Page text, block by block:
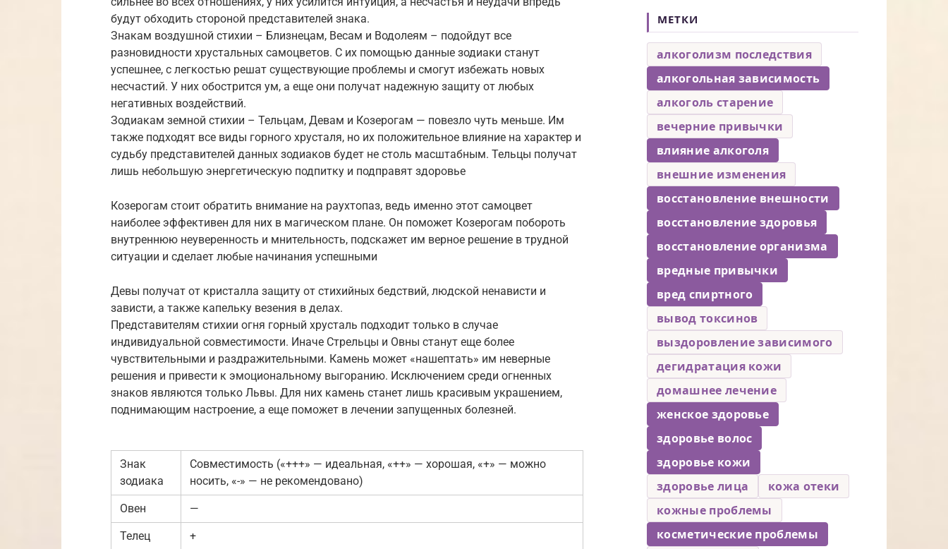
будут обходить стороной представителей знака.
Знакам воздушной стихии – Близнецам, Весам и Водолеям – подойдут все
разновидности хрустальных самоцветов. С их помощью данные зодиаки станут
успешнее, с легкостью решат существующие проблемы и смогут избежать новых
несчастий. У них обострится ум, а еще они получат надежную защиту от любых
негативных воздействий.
Зодиакам земной стихии – Тельцам, Девам и Козерогам — повезло чуть меньше. Им
также подходят все виды горного хрусталя, но их положительное влияние на характер и
судьбу представителей данных зодиаков будет не столь масштабным. Тельцы получат
лишь небольшую энергетическую подпитку и подправят здоровье
Козерогам стоит обратить внимание на раухтопаз, ведь именно этот самоцвет
наиболее эффективен для них в магическом плане. Он поможет Козерогам побороть
внутреннюю неуверенность и мнительность, подскажет им верное решение в трудной
ситуации и сделает любые начинания успешными
Девы получат от кристалла защиту от стихийных бедствий, людской ненависти и
зависти, а также капельку везения в делах.
Представителям стихии огня горный хрусталь подходит только в случае
индивидуальной совместимости. Иначе Стрельцы и Овны станут еще более
чувствительными и раздражительными. Камень может «нашептать» им неверные
решения и привести к эмоциональному выгоранию. Исключением среди огненных
знаков являются только Львы. Для них камень станет лишь красивым украшением,
поднимающим настроение, а еще поможет в лечении запущенных болезней.
Знак
зодиака
Совместимость («+++» — идеальная, «++» — хорошая, «+» — можно
носить, «-» — не рекомендовано)
Овен —
Телец +
МЕТКИ
алкоголизм последствия
алкогольная зависимость
алкоголь старение
вечерние привычки
влияние алкоголя
внешние изменения
восстановление внешности
восстановление здоровья
восстановление организма
вредные привычки
вред спиртного
вывод токсинов
выздоровление зависимого
дегидратация кожи
домашнее лечение
женское здоровье
здоровье волос
здоровье кожи
здоровье лица
кожа отеки
кожные проблемы
косметические проблемы